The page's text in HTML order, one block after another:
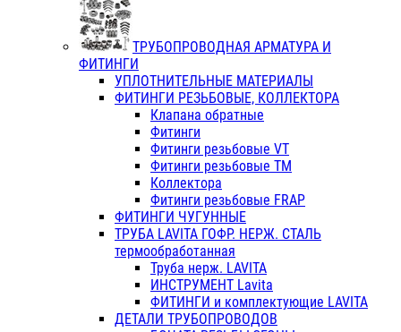
ТРУБОПРОВОДНАЯ АРМАТУРА И
ФИТИНГИ
УПЛОТНИТЕЛЬНЫЕ МАТЕРИАЛЫ
ФИТИНГИ РЕЗЬБОВЫЕ, КОЛЛЕКТОРА
Клапана обратные
Фитинги
Фитинги резьбовые VT
Фитинги резьбовые ТМ
Коллектора
Фитинги резьбовые FRAP
ФИТИНГИ ЧУГУННЫЕ
ТРУБА LAVITA ГОФР. НЕРЖ. СТАЛЬ
термообработанная
Труба нерж. LAVITA
ИНСТРУМЕНТ Lavita
ФИТИНГИ и комплектующие LAVITA
ДЕТАЛИ ТРУБОПРОВОДОВ